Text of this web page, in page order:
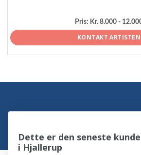
Pris: Kr. 8.000 -
KONTAKT ARTISTEN
Dette er den seneste
i Hjallerup